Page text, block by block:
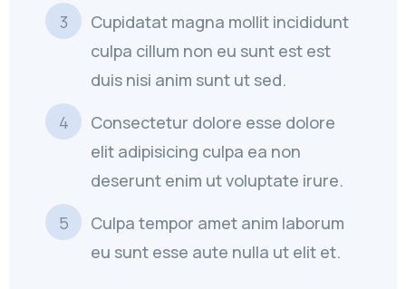
Cupidatat magna mollit incididunt
culpa cillum non eu sunt est est
duis nisi anim sunt ut sed.
Consectetur dolore esse dolore
elit adipisicing culpa ea non
deserunt enim ut voluptate irure.
Culpa tempor amet anim laborum
eu sunt esse aute nulla ut elit et.